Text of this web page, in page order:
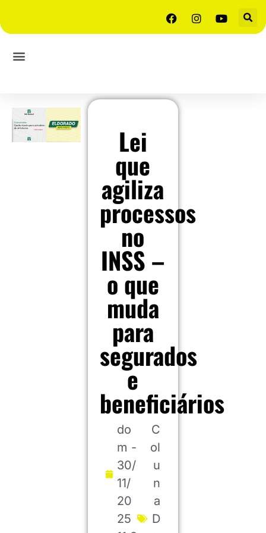
Lei
que
agiliza
processos
no
INSS –
o que
muda
para
segurados
e
beneficiários
do
m -
30/
11/
20
25
C
ol
u
n
a
D